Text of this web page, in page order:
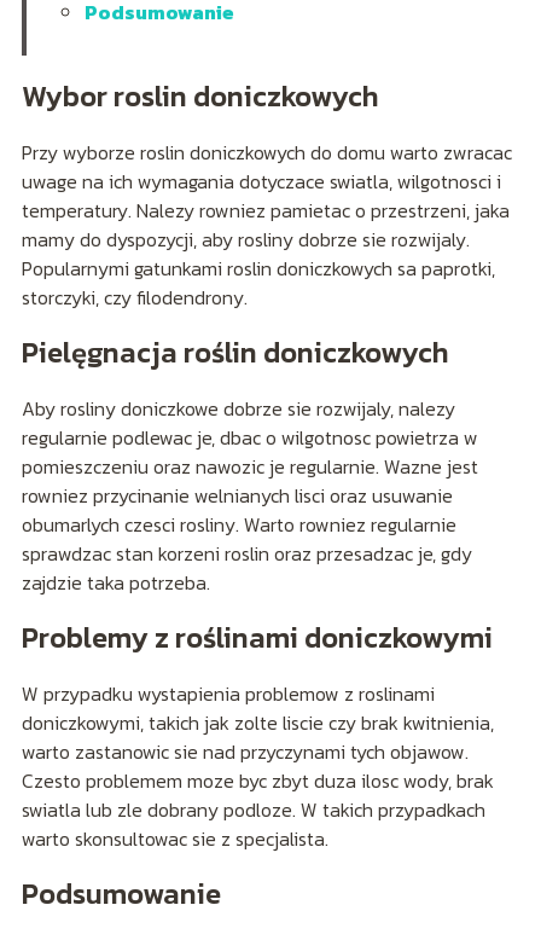
Podsumowanie
Wybor roslin doniczkowych
Przy wyborze roslin doniczkowych do domu warto zwracac
uwage na ich wymagania dotyczace swiatla, wilgotnosci i
temperatury. Nalezy rowniez pamietac o przestrzeni, jaka
mamy do dyspozycji, aby rosliny dobrze sie rozwijaly.
Popularnymi gatunkami roslin doniczkowych sa paprotki,
storczyki, czy filodendrony.
Pielęgnacja roślin doniczkowych
Aby rosliny doniczkowe dobrze sie rozwijaly, nalezy
regularnie podlewac je, dbac o wilgotnosc powietrza w
pomieszczeniu oraz nawozic je regularnie. Wazne jest
rowniez przycinanie welnianych lisci oraz usuwanie
obumarlych czesci rosliny. Warto rowniez regularnie
sprawdzac stan korzeni roslin oraz przesadzac je, gdy
zajdzie taka potrzeba.
Problemy z roślinami doniczkowymi
W przypadku wystapienia problemow z roslinami
doniczkowymi, takich jak zolte liscie czy brak kwitnienia,
warto zastanowic sie nad przyczynami tych objawow.
Czesto problemem moze byc zbyt duza ilosc wody, brak
swiatla lub zle dobrany podloze. W takich przypadkach
warto skonsultowac sie z specjalista.
Podsumowanie